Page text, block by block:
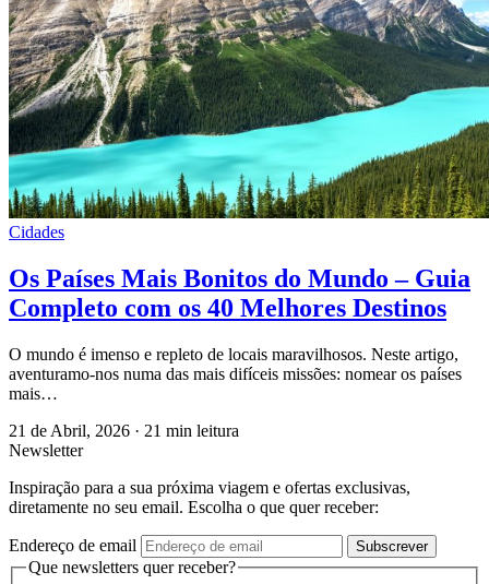
Cidades
Os Países Mais Bonitos do Mundo – Guia
Completo com os 40 Melhores Destinos
O mundo é imenso e repleto de locais maravilhosos. Neste artigo,
aventuramo-nos numa das mais difíceis missões: nomear os países
mais…
21 de Abril, 2026 · 21 min leitura
Newsletter
Inspiração para a sua próxima viagem e ofertas exclusivas,
diretamente no seu email. Escolha o que quer receber:
Endereço de email Subscrever
Que newsletters quer receber?